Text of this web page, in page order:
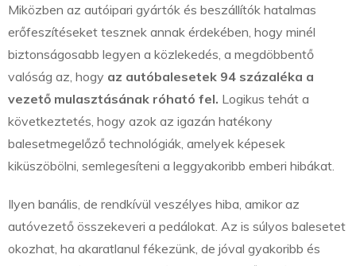
Miközben az autóipari gyártók és beszállítók hatalmas
erőfeszítéseket tesznek annak érdekében, hogy minél
biztonságosabb legyen a közlekedés, a megdöbbentő
valóság az, hogy az autóbalesetek 94 százaléka a
vezető mulasztásának róható fel. Logikus tehát a
következtetés, hogy azok az igazán hatékony
balesetmegelőző technológiák, amelyek képesek
kiküszöbölni, semlegesíteni a leggyakoribb emberi hibákat.
Ilyen banális, de rendkívül veszélyes hiba, amikor az
autóvezető összekeveri a pedálokat. Az is súlyos balesetet
okozhat, ha akaratlanul fékezünk, de jóval gyakoribb és